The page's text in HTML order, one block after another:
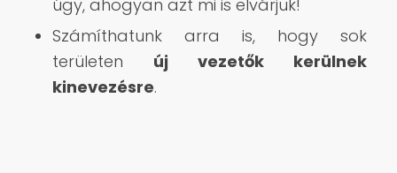
úgy, ahogyan azt mi is elvárjuk!
Számíthatunk arra is, hogy sok
területen új vezetők kerülnek
kinevezésre.